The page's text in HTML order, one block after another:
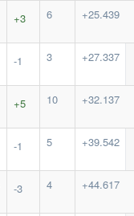
+3 6 +25.439
-1 3 +27.337
+5 10 +32.137
-1 5 +39.542
-3 4 +44.617